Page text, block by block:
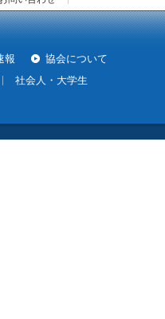
報
協会について
社会人・大学生